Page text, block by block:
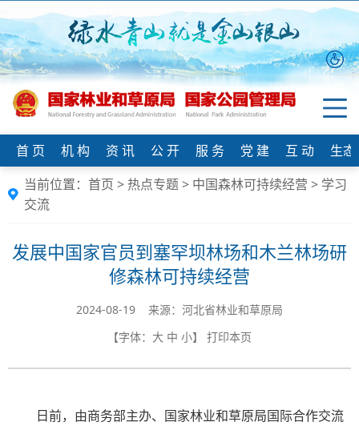
首 页 机 构 资 讯 公 开 服 务 党 建 互 动
生
当前位置： 首页 > 热点专题> 中国森林可持续经营 > 学习
交流
发展中国家官员到塞罕坝林场和木兰林场研
修森林可持续经营
2024-08-19 来源：河北省林业和草原局
【字体： 大 中 小】 打印本页
日前，由商务部主办、国家林业和草原局国际合作交流